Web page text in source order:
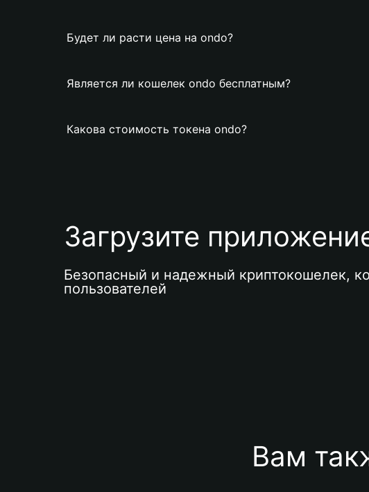
Будет ли расти цена на ondo?
Является ли кошелек ondo бесплатным?
Какова стоимость токена ondo?
Загрузите
Безопасный и надежный криптокошелек,
пользователей
Вам